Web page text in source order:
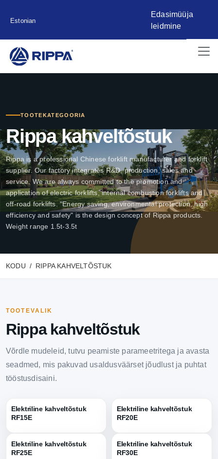
Estonian
Edasimüüja
leidmine
TOOTEKATEGOORIA
Rippa kahveltõstuk
Rippa is a professional Chinese forklift manufacturer and forklift
supplier. Our factory integrates R&D, production, sales and
service. We are always committed to the promotion and
application of electric forklifts, internal combustion forklifts and
off-road forklifts. "Energy saving, environmental protection, high
efficiency and safety" is the design concept of Rippa products.
Weight range 1.5t-3.5t
KODU RIPPA KAHVELTÕSTUK
TOOTEVALIK
Rippa kahveltõstuk
Võrdle mudeleid, tutvu peamiste parameetritega ja avasta
seadmed, mis pakuvad usaldusväärset jõudlust ja puhtat
tööstusdisaini.
Elektriline kahveltõstuk
RF15E
Elektriline kahveltõstuk
RF20E
Elektriline kahveltõstuk
RF25E
Elektriline kahveltõstuk
RF30E